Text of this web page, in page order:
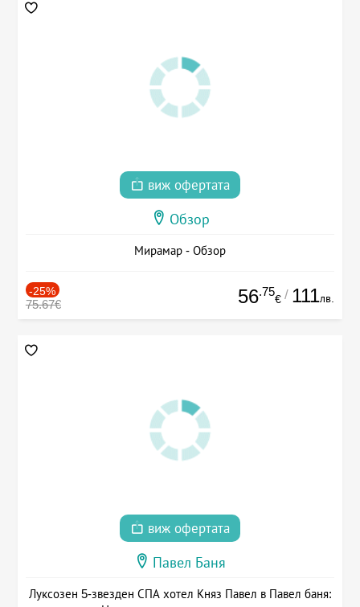
виж офертата
Обзор
Мирамар - Обзор
-25%
75.67€ 56.75
€ / 111лв.
виж офертата
Павел Баня
Луксозен 5-звезден СПА хотел Княз Павел в Павел баня: